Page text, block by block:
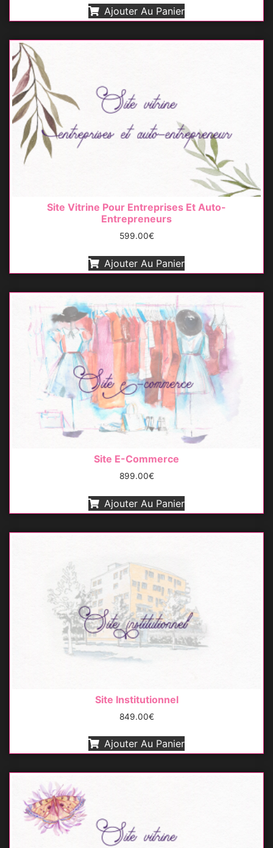
Ajouter Au Panier
Site Vitrine Pour Entreprises Et Auto-
Entrepreneurs
599.00€
Ajouter Au Panier
Site E-Commerce
899.00€
Ajouter Au Panier
Site Institutionnel
849.00€
Ajouter Au Panier